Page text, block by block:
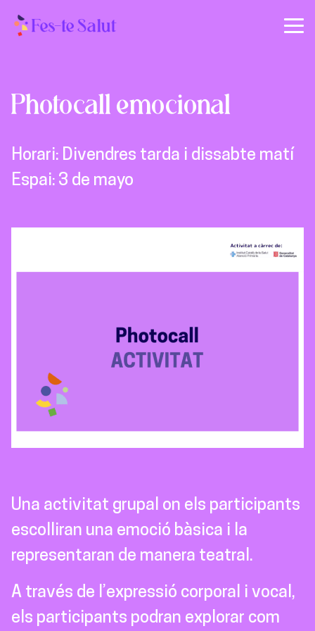
Photocall emocional
Horari: Divendres tarda i dissabte matí
Espai: 3 de mayo
Una activitat grupal on els participants
escolliran una emoció bàsica i la
representaran de manera teatral.
A través de l’expressió corporal i vocal,
els participants podran explorar com